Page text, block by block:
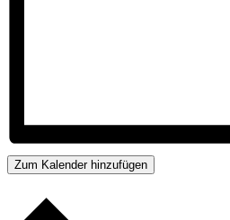
Zum Kalender hinzufügen